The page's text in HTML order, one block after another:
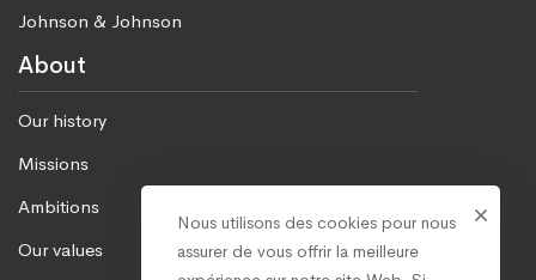
Johnson & Johnson
About
Our history
Missions
Ambitions
Our values
Nous utilisons des cookies pour nous
assurer de vous offrir la meilleure